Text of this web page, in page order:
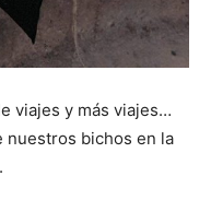
viajes y más viajes…
nuestros bichos en la